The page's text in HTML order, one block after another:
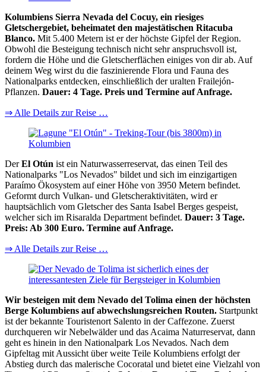
Kolumbiens Sierra Nevada del Cocuy, ein riesiges
Gletschergebiet, beheimatet den majestätischen Ritacuba
Blanco. Mit 5.400 Metern ist er der höchste Gipfel der Region.
Obwohl die Besteigung technisch nicht sehr anspruchsvoll ist,
fordern die Höhe und die Gletscherflächen einiges von dir ab. Auf
deinem Weg wirst du die faszinierende Flora und Fauna des
Nationalparks entdecken, einschließlich der uralten Frailejón-
Pflanzen. Dauer: 4 Tage. Preis und Termine auf Anfrage.
⇒ Alle Details zur Reise …
DerEl Otún ist ein Naturwasserreservat, das einen Teil des
Nationalparks "Los Nevados" bildet und sich im einzigartigen
Paraímo Ökosystem auf einer Höhe von 3950 Metern befindet.
Geformt durch Vulkan- und Gletscheraktivitäten, wird er
hauptsächlich vom Gletscher des Santa Isabel Berges gespeist,
welcher sich im Risaralda Department befindet. Dauer: 3 Tage.
Preis: Ab 300 Euro. Termine auf Anfrage.
⇒ Alle Details zur Reise …
Wir besteigen mit dem Nevado del Tolima einen der höchsten
Berge Kolumbiens auf abwechslungsreichen Routen. Startpunkt
ist der bekannte Touristenort Salento in der Caffezone. Zuerst
durchqueren wir Nebelwälder und das Acaima Naturreservat, dann
geht es hinein in den Nationalpark Los Nevados. Nach dem
Gipfeltag mit Aussicht über weite Teile Kolumbiens erfolgt der
Abstieg durch das malerische Cocoratal und bietet eine Vielzahl von